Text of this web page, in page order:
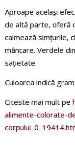
Aproape același
de altă parte, oferă
calmează simțurile,
mâncare. Verdele
sațietate.
Culoarea indică
Citeste mai mult pe
alimente-colorate-